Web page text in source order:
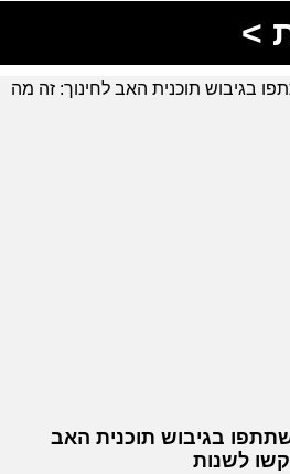
>
השתתפו בגיבוש תוכנית האב
לשנות